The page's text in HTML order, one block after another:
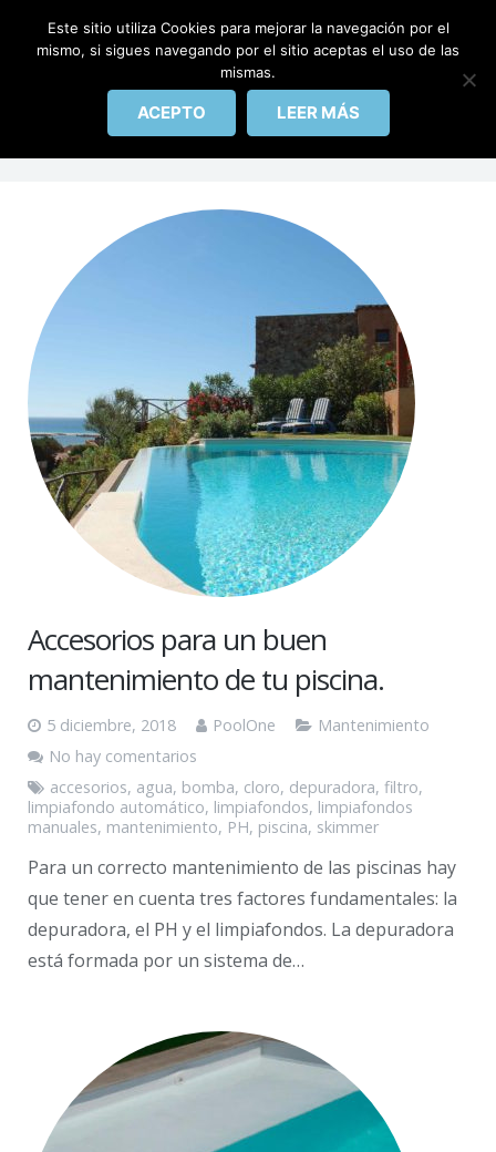
IBERICAPOOL
ACCESORIOS
CONTACTO
BLOG
Etiqueta: skimmer
Accesorios para un buen
mantenimiento de tu piscina.
5 diciembre, 2018 PoolOne
Mantenimiento
No hay comentarios
accesorios, agua, bomba, cloro, depuradora, filtro,
limpiafondo automático, limpiafondos, limpiafondos
manuales, mantenimiento, PH, piscina, skimmer
Para un correcto mantenimiento de las piscinas hay
que tener en cuenta tres factores fundamentales: la
depuradora, el PH y el limpiafondos. La depuradora
está formada por un sistema de…
Este sitio utiliza Cookies para mejorar la navegación por el
mismo, si sigues navegando por el sitio aceptas el uso de las
mismas.
ACEPTO LEER MÁS